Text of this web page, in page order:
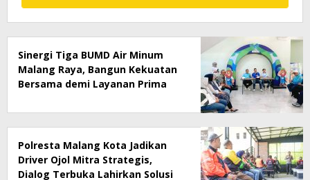
Sinergi Tiga BUMD Air Minum
Malang Raya, Bangun Kekuatan
Bersama demi Layanan Prima
Polresta Malang Kota Jadikan
Driver Ojol Mitra Strategis,
Dialog Terbuka Lahirkan Solusi